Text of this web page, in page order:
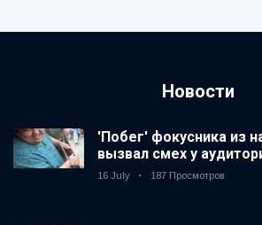
Новости
'Побег' фокусника из
вызвал смех у
16 July 187 Просмотров